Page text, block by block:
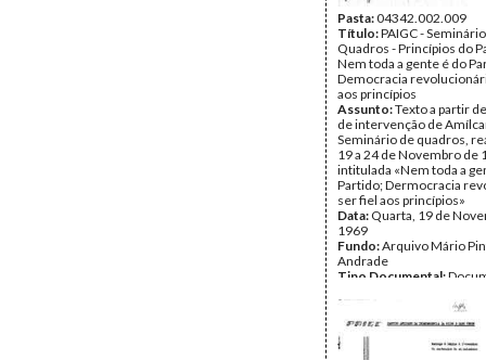
Pasta:04342.002.009
Título:PAIGC -
Quadros - Princípios do
Nem toda a gente é do
Democracia
aos princípios
Assunto:Texto a partir
de intervenção de
Seminário de quadros,
19 a 24 de Novembro de
intitulada «Nem toda a
Partido; Dermocracia
ser fiel aos princípios»
Data: Quarta, 19 de
1969
Fundo:Arquivo Mário
Andrade
Tipo Documental: